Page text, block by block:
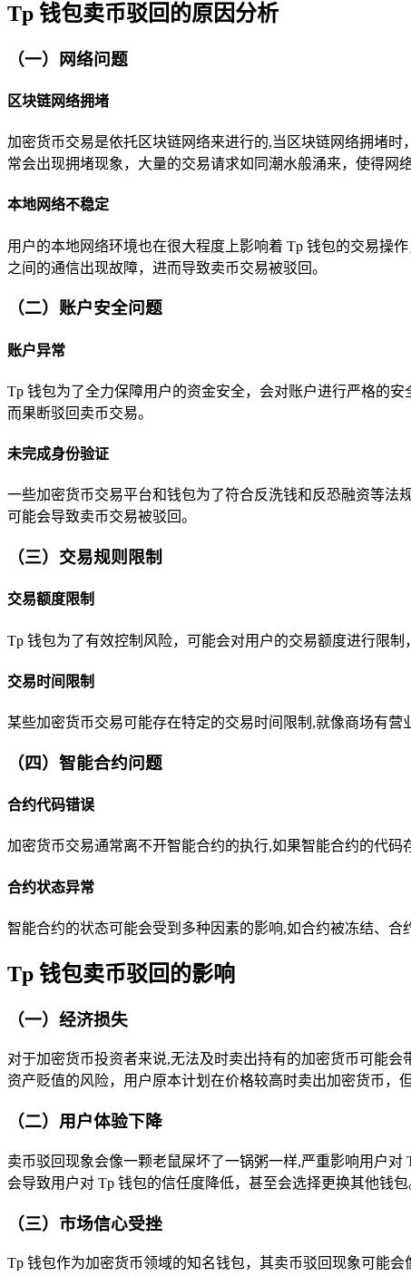
Tp 钱包卖币驳回的原因分析
（一）网络问题
区块链网络拥堵
加密货币交易是依托区块链网络来进行的,当区块链网络拥堵
常会出现拥堵现象，大量的交易请求如同潮水般涌来，使得网
本地网络不稳定
用户的本地网络环境也在很大程度上影响着 Tp 钱包的交易操
之间的通信出现故障，进而导致卖币交易被驳回。
（二）账户安全问题
账户异常
Tp 钱包为了全力保障用户的资金安全，会对账户进行严格的
而果断驳回卖币交易。
未完成身份验证
一些加密货币交易平台和钱包为了符合反洗钱和反恐融资等法
可能会导致卖币交易被驳回。
（三）交易规则限制
交易额度限制
Tp 钱包为了有效控制风险，可能会对用户的交易额度进行限
交易时间限制
某些加密货币交易可能存在特定的交易时间限制,就像商场有
（四）智能合约问题
合约代码错误
加密货币交易通常离不开智能合约的执行,如果智能合约的代
合约状态异常
智能合约的状态可能会受到多种因素的影响,如合约被冻结、
Tp 钱包卖币驳回的影响
（一）经济损失
对于加密货币投资者来说,无法及时卖出持有的加密货币可能
资产贬值的风险，用户原本计划在价格较高时卖出加密货币，
（二）用户体验下降
卖币驳回现象会像一颗老鼠屎坏了一锅粥一样,严重影响用户
会导致用户对 Tp 钱包的信任度降低，甚至会选择更换其他钱包
（三）市场信心受挫
Tp 钱包作为加密货币领域的知名钱包，其卖币驳回现象可能